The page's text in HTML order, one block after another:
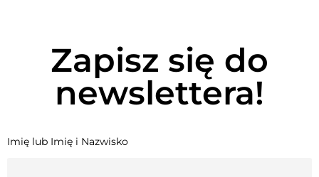
Zapisz się do
newslettera!
Imię lub Imię i Nazwisko